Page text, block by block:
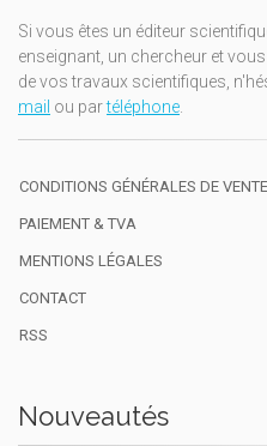
Si vous êtes un éditeur
enseignant, un chercheur et
de vos travaux scientifiques,
mail ou partéléphone
CONDITIONS GÉNÉRALES DE
PAIEMENT & TVA
MENTIONS LÉGALES
CONTACT
RSS
Nouveautés